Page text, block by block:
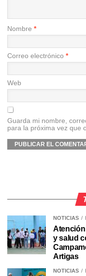
Nombre *
Correo electrónico *
Web
Guarda mi nombre,
para la próxima vez que
NOTICIAS
y salud
Artigas
NOTICIAS